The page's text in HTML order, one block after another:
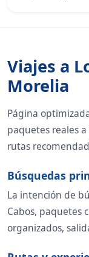
Viajes a
Morelia
Página
paquetes reales
rutas
Búsquedas
La intención de
Cabos, paquetes
organizados,